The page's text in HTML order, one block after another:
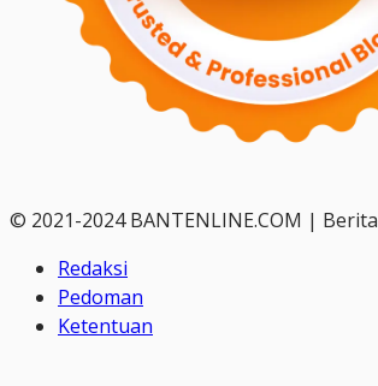
© 2021-2024 BANTENLINE.COM |
Redaksi
Pedoman
Ketentuan